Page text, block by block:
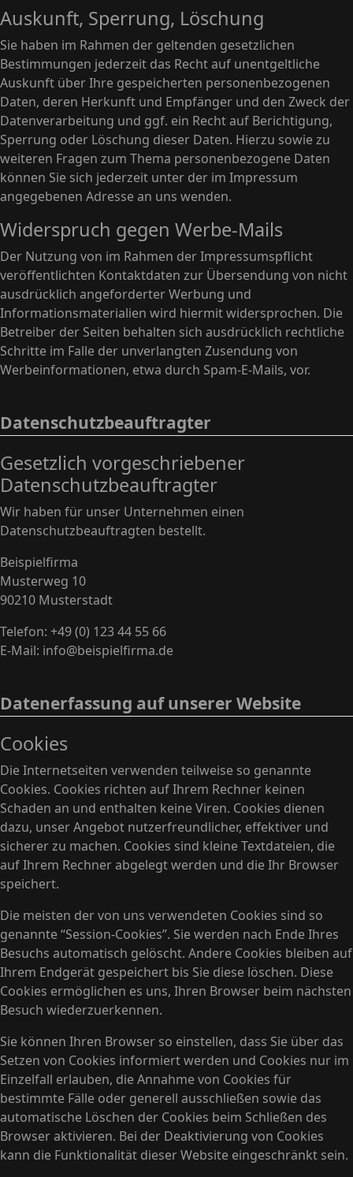
Auskunft, Sperrung, Löschung
Sie haben im Rahmen der geltenden gesetzlichen
Bestimmungen jederzeit das Recht auf unentgeltliche
Auskunft über Ihre gespeicherten personenbezogenen
Daten, deren Herkunft und Empfänger und den Zweck der
Datenverarbeitung und ggf. ein Recht auf Berichtigung,
Sperrung oder Löschung dieser Daten. Hierzu sowie zu
weiteren Fragen zum Thema personenbezogene Daten
können Sie sich jederzeit unter der im Impressum
angegebenen Adresse an uns wenden.
Widerspruch gegen Werbe-Mails
Der Nutzung von im Rahmen der Impressumspflicht
veröffentlichten Kontaktdaten zur Übersendung von nicht
ausdrücklich angeforderter Werbung und
Informationsmaterialien wird hiermit widersprochen. Die
Betreiber der Seiten behalten sich ausdrücklich rechtliche
Schritte im Falle der unverlangten Zusendung von
Werbeinformationen, etwa durch Spam-E-Mails, vor.
Datenschutzbeauftragter
Gesetzlich vorgeschriebener
Datenschutzbeauftragter
Wir haben für unser Unternehmen einen
Datenschutzbeauftragten bestellt.
Beispielfirma
Musterweg 10
90210 Musterstadt
Telefon: +49 (0) 123 44 55 66
E-Mail: info@beispielfirma.de
Datenerfassung auf unserer Website
Cookies
Die Internetseiten verwenden teilweise so genannte
Cookies. Cookies richten auf Ihrem Rechner keinen
Schaden an und enthalten keine Viren. Cookies dienen
dazu, unser Angebot nutzerfreundlicher, effektiver und
sicherer zu machen. Cookies sind kleine Textdateien, die
auf Ihrem Rechner abgelegt werden und die Ihr Browser
speichert.
Die meisten der von uns verwendeten Cookies sind so
genannte “Session-Cookies”. Sie werden nach Ende Ihres
Besuchs automatisch gelöscht. Andere Cookies bleiben auf
Ihrem Endgerät gespeichert bis Sie diese löschen. Diese
Cookies ermöglichen es uns, Ihren Browser beim nächsten
Besuch wiederzuerkennen.
Sie können Ihren Browser so einstellen, dass Sie über das
Setzen von Cookies informiert werden und Cookies nur im
Einzelfall erlauben, die Annahme von Cookies für
bestimmte Fälle oder generell ausschließen sowie das
automatische Löschen der Cookies beim Schließen des
Browser aktivieren. Bei der Deaktivierung von Cookies
kann die Funktionalität dieser Website eingeschränkt sein.